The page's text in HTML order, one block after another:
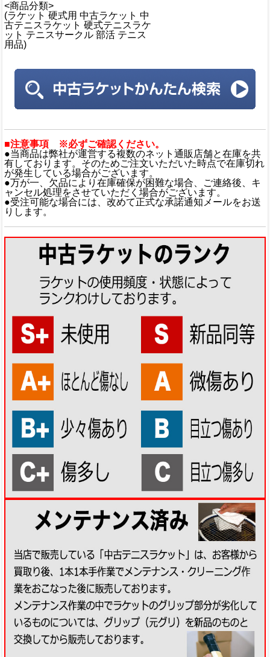
<商品分類>
(ラケット 硬式用 中古ラケット 中
古テニスラケット 硬式テニスラケ
ット テニスサークル 部活 テニス
用品)
■注意事項 ※必ずご確認ください。
●当商品は弊社が運営する複数のネット通販店舗と在庫を共
有しております。そのためご注文いただいた時点で在庫切れ
が発生している場合がございます。
●万が一、欠品により在庫確保が困難な場合、ご連絡後、キ
ャンセル処理をさせていただく場合がございます。
●受注可能な場合には、改めて正式な承諾通知メールをお送
りします。